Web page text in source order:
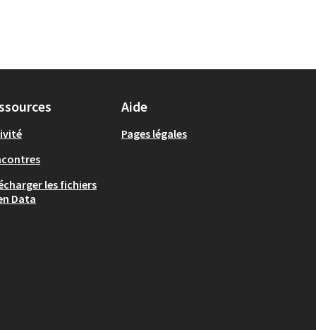
les fichiers
Data
Aide
Pages légales